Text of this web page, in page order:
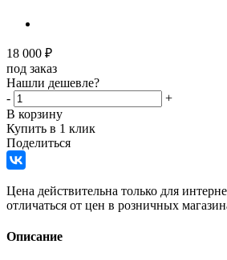
18 000 ₽
под заказ
Нашли дешевле?
-
+
В корзину
Купить в 1 клик
Поделиться
Цена действительна только для
отличаться от цен в розничных
Описание